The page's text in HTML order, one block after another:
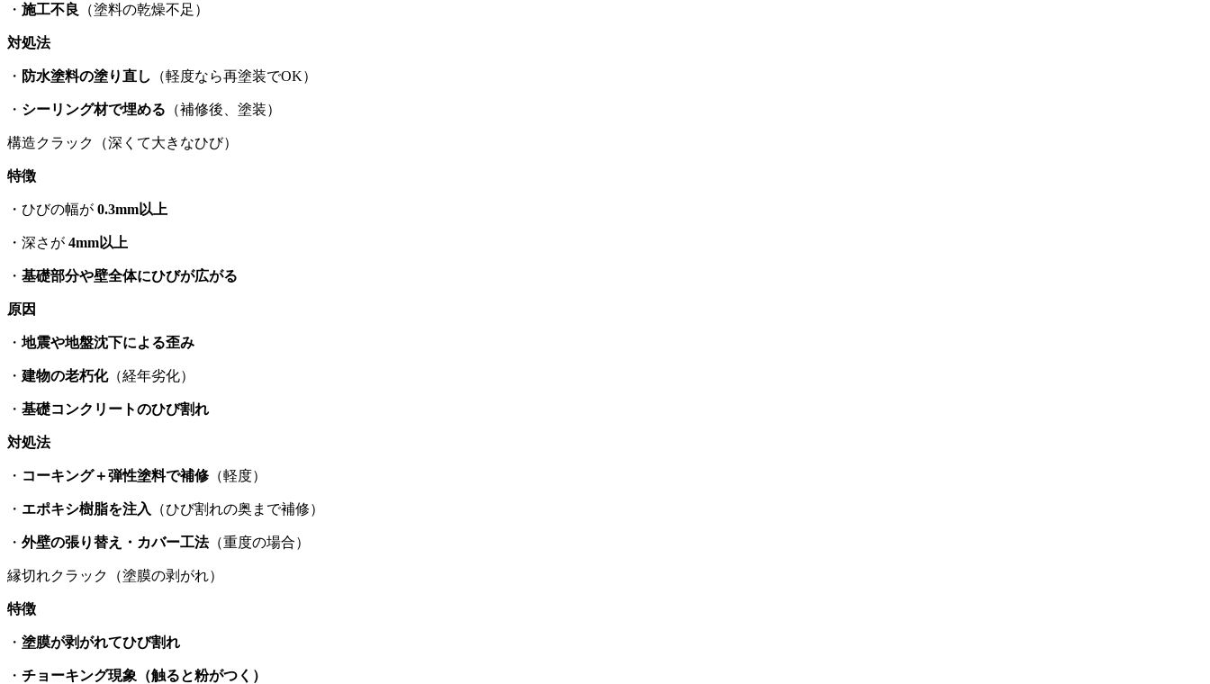
・ 施工不良 （塗料の乾燥不足）
対処法
・ 防水塗料の塗り直し （軽度なら再塗装でOK）
・ シーリング材で埋める （補修後、塗装）
構造クラック（深くて大きなひび）
特徴
・ひびの幅が 0.3mm以上
・深さが 4mm以上
・ 基礎部分や壁全体にひびが広がる
原因
・ 地震や地盤沈下による歪み
・ 建物の老朽化（経年劣化）
・ 基礎コンクリートのひび割れ
対処法
・ コーキング＋弾性塗料で補修 （軽度）
・ エポキシ樹脂を注入 （ひび割れの奥まで補修）
・ 外壁の張り替え・カバー工法（重度の場合）
縁切れクラック（塗膜の剥がれ）
特徴
・ 塗膜が剥がれてひび割れ
・ チョーキング現象（触ると粉がつく）